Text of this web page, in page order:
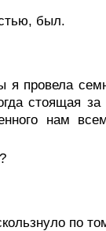
был.
провела
стоящая
нам
по